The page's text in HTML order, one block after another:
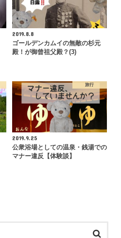
2019.8.8
ゴールデンカムイの無敵の杉元
殿！が御曾祖父殿？(3)
旅行
2019.9.25
公衆浴場としての温泉・銭湯での
マナー違反【体験談】